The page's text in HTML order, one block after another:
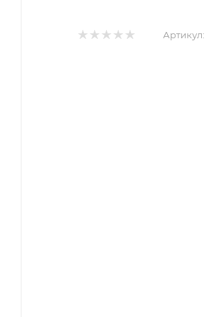
Артикул: